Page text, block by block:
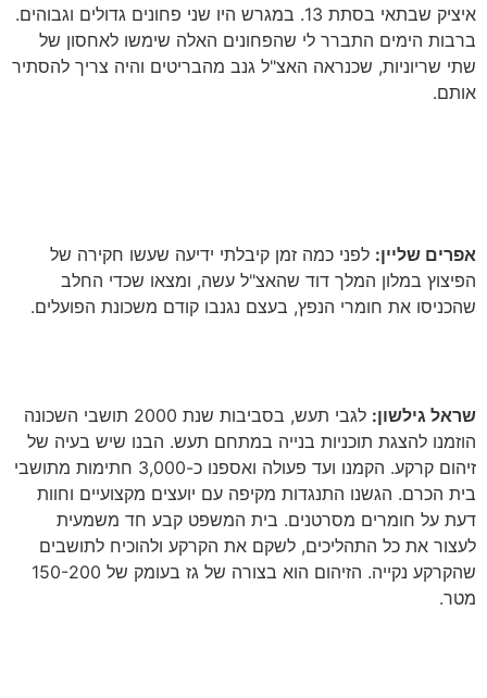
איציק שבתאי בסתת 13
. במגרש היו שני פחונים גדולים וגבוהים.
ברבות הימים התברר לי שהפחונים האלה שימשו לאחסון של
שתי שריוניות, שכנראה האצ"ל גנב מהבריטים והיה צריך להסתיר
אותם.
אפרים שליין:לפני כמה זמן קיבלתי ידיעה שעשו חקירה של
הפיצוץ במלון המלך דוד שהאצ"ל עשה, ומצאו שכדי החלב
שהכניסו את חומרי הנפץ, בעצם נגנבו קודם משכונת הפועלים.
שראל גילשון:
לגבי תעש, בסביבות שנת 2000 תושבי השכונה
הוזמנו להצגת תוכניות בנייה במתחם תעש. הבנו שיש בעיה של
זיהום קרקע.
הקמנו ועד פעולה ואספנו כ-3,000 חתימות מתושבי
בית הכרם. הגשנו התנגדות מקיפה עם יועצים מקצועיים וחוות
דעת על חומרים מסרטנים. בית המשפט קבע חד משמעית
לעצור את כל התהליכים, לשקם את הקרקע ולהוכיח לתושבים
שהקרקע נקייה.
הזיהום הוא בצורה של גז בעומק של 150-200
מטר.